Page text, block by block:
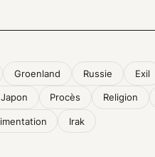
Groenland Russie Exil
Japon Procès Religion
Irak